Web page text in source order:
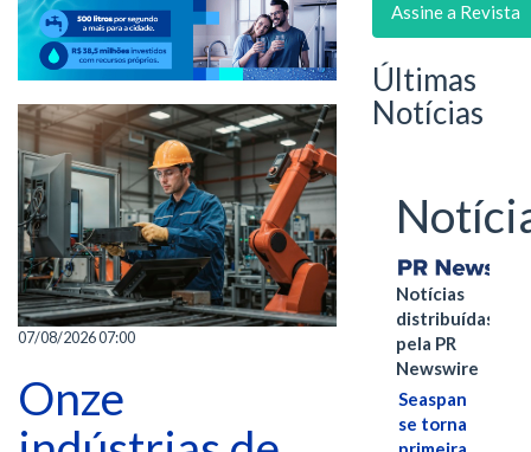
07/08/2026 07:00
Onze
Assine a Revista
Últimas
Notícias
Notícias
distribuídas
pela PR
Newswire
Seaspan
se torna